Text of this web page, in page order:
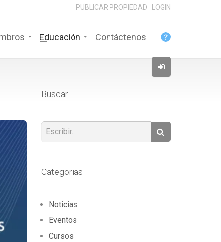
PUBLICAR PROPIEDAD LOGIN
Educación Contáctenos
Buscar
Categorias
Noticias
Eventos
Cursos